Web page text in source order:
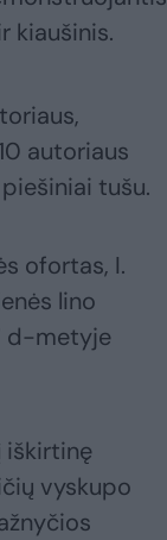
kiaušinis.
autoriaus
tušu.
ofortas, I.
lino
d-metyje
iškirtinę
vyskupo